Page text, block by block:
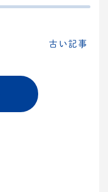
古い記事